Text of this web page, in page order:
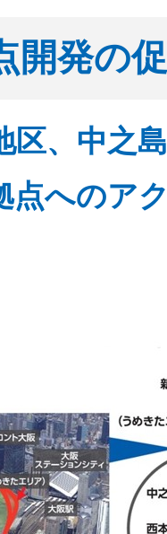
開発の
区、中之
点へのア